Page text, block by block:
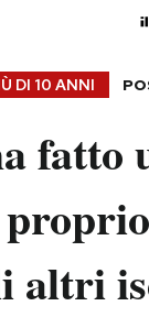
DI 10 ANNI
altri